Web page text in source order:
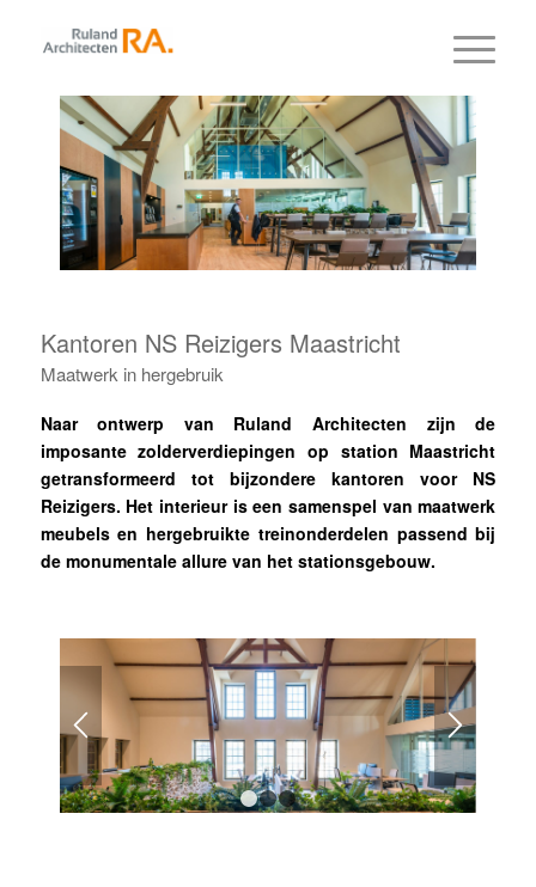
Kantoren NS Reizigers Maastricht
Maatwerk in hergebruik
Naar ontwerp van Ruland Architecten zijn de
imposante zolderverdiepingen op station Maastricht
getransformeerd tot bijzondere kantoren voor NS
Reizigers. Het interieur is een samenspel van maatwerk
meubels en hergebruikte treinonderdelen passend bij
de monumentale allure van het stationsgebouw.
1 2 3